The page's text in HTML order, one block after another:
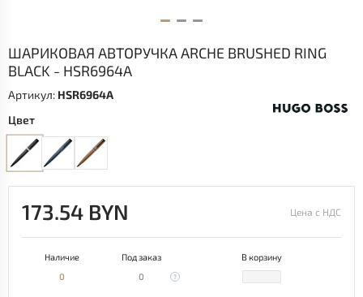
ШАРИКОВАЯ АВТОРУЧКА ARCHE BRUSHED RING
BLACK - HSR6964A
Артикул: HSR6964A
Цвет
173.54 BYN Цена с НДС
Наличие Под заказ
В корзину
0
0